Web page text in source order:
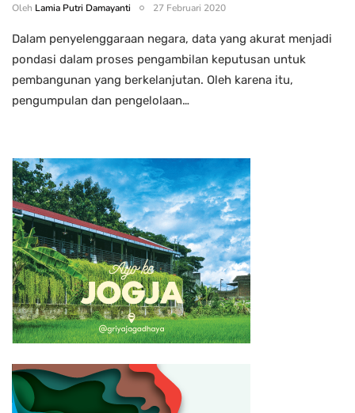
Oleh Lamia Putri Damayanti 27 Februari 2020
Dalam penyelenggaraan negara, data yang akurat menjadi
pondasi dalam proses pengambilan keputusan untuk
pembangunan yang berkelanjutan. Oleh karena itu,
pengumpulan dan pengelolaan…